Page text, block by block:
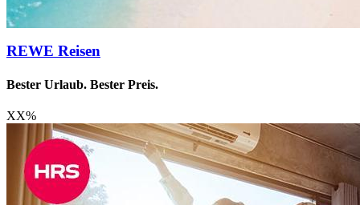
REWE Reisen
Bester Urlaub. Bester Preis.
XX%